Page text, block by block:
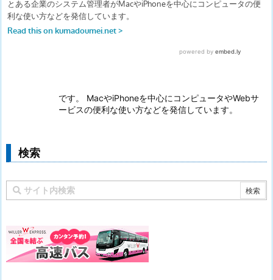
です。 MacやiPhoneを中心にコンピュータやWebサ
ービスの便利な使い方などを発信しています。
検索